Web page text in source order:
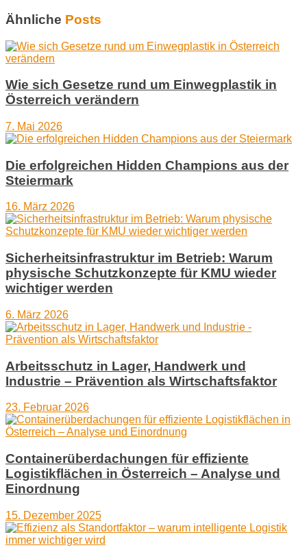
Ähnliche Posts
Wie sich Gesetze rund um Einwegplastik in
Österreich verändern
7. Mai 2026
Die erfolgreichen Hidden Champions aus der
Steiermark
16. März 2026
Sicherheitsinfrastruktur im Betrieb: Warum
physische Schutzkonzepte für KMU wieder
wichtiger werden
6. März 2026
Arbeitsschutz in Lager, Handwerk und
Industrie – Prävention als Wirtschaftsfaktor
23. Februar 2026
Containerüberdachungen für effiziente
Logistikflächen in Österreich – Analyse und
Einordnung
15. Dezember 2025